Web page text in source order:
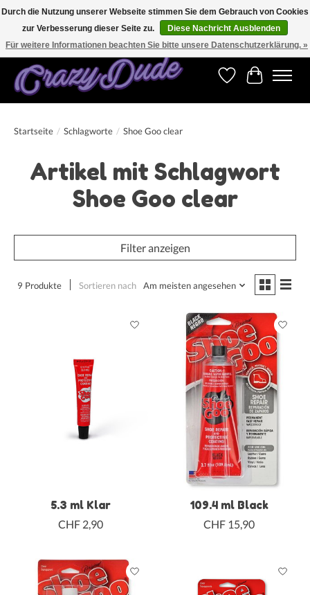
Versandkostenfrei bestellen ab CHF 200.00 in der Schweiz und ab EUR 250.00 in den
meisten Ländern weltweit.
Wunschzettel
Ihr
Startseite / Schlagworte / Shoe Goo clear
Artikel mit Schlagwort
Shoe Goo clear
Filter anzeigen
9 Produkte Sortieren nach Am meisten angesehen
5.3 ml Klar
CHF 2,90
109.4 ml Black
CHF 15,90
Durch die Nutzung unserer Webseite stimmen Sie dem Gebrauch von Cookies
zur Verbesserung dieser Seite zu.
Diese Nachricht Ausblenden
Für weitere Informationen beachten Sie bitte unsere Datenschutzerklärung. »